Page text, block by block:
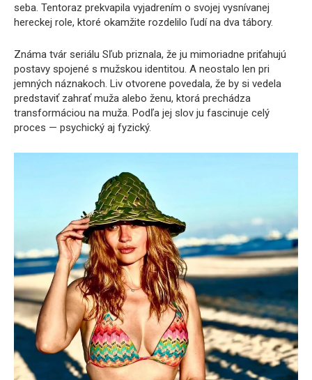
seba. Tentoraz prekvapila vyjadrením o svojej vysnívanej
hereckej role, ktoré okamžite rozdelilo ľudí na dva tábory.
Známa tvár seriálu Sľub priznala, že ju mimoriadne priťahujú
postavy spojené s mužskou identitou. A neostalo len pri
jemných náznakoch. Liv otvorene povedala, že by si vedela
predstaviť zahrať muža alebo ženu, ktorá prechádza
transformáciou na muža. Podľa jej slov ju fascinuje celý
proces — psychický aj fyzický.